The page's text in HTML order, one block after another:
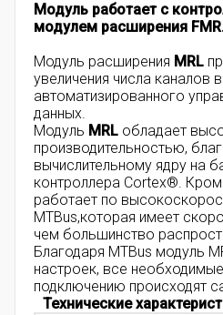
Модуль работает с
модулем расширения
Модуль расширения MRL
увеличения числа каналов
автоматизированного
данных.
Модуль MRL обладает
производительностью,
вычислительному ядру на
контроллера Cortex®.
работает по
MTBus,которая имеет
чем большинство
Благодаря MTBus модуль
настроек, все
подключению происходят
Технические